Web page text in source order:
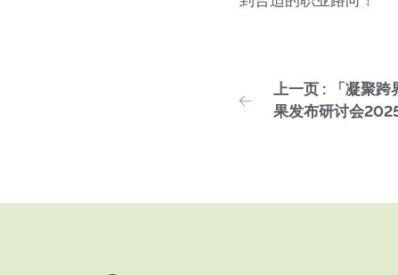
上一页 : 「凝聚跨
果发布研讨会